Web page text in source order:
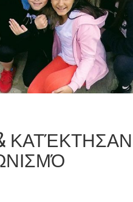
ΚΑΤΈΚΤΗΣΑΝ